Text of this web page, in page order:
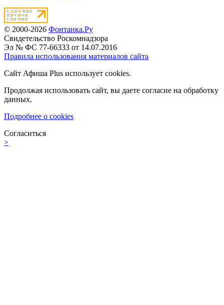
© 2000-2026 Фонтанка.Ру
Свидетельство Роскомнадзора
Эл № ФС 77-66333 от 14.07.2016
Правила использования материалов сайта
Сайт Афиша Plus использует cookies.
Продолжая использовать сайт, вы даете согласие на обработку
данных.
Подробнее о cookies
Согласиться
>